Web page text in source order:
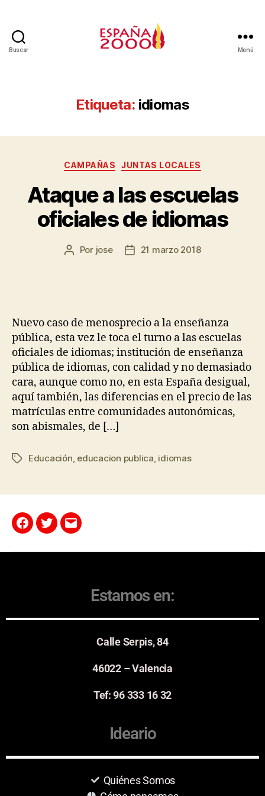
Buscar Menú
Etiqueta: idiomas
CAMPAÑAS JUNTAS LOCALES
Ataque a las escuelas
oficiales de idiomas
Por jose 21 marzo 2018
Nuevo caso de menosprecio a la enseñanza
pública, esta vez le toca el turno a las escuelas
oficiales de idiomas; institución de enseñanza
pública de idiomas, con calidad y no demasiado
cara, aunque como no, en esta España desigual,
aquí también, las diferencias en el precio de las
matrículas entre comunidades autonómicas,
son abismales, de […]
Educación educacion publica idiomas
Estamos en:
Calle Serpis, 84
46022 – Valencia
Tef: 96 333 16 32
Ideario
Quiénes Somos